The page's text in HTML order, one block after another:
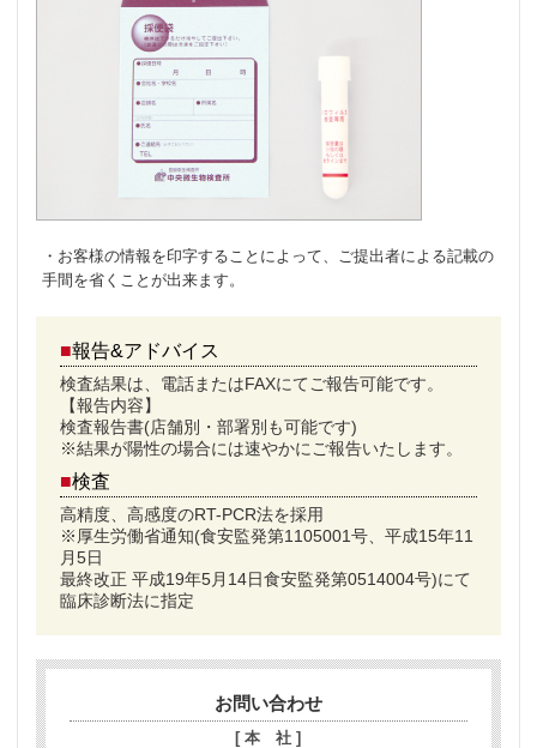
・お客様の情報を印字することによって、ご提出者による記載の
手間を省くことが出来ます。
■報告&アドバイス
検査結果は、電話またはFAXにてご報告可能です。
【報告内容】
検査報告書(店舗別・部署別も可能です)
※結果が陽性の場合には速やかにご報告いたします。
■検査
高精度、高感度のRT-PCR法を採用
※厚生労働省通知(食安監発第1105001号、平成15年11
月5日
最終改正 平成19年5月14日食安監発第0514004号)にて
臨床診断法に指定
お問い合わせ
[ 本 社 ]